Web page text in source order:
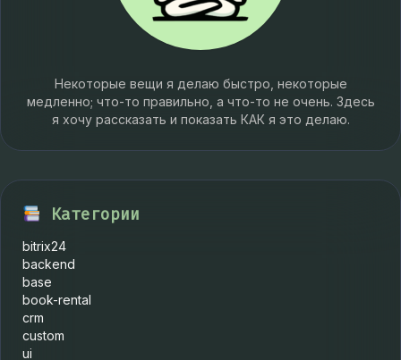
Некоторые вещи я делаю быстро, некоторые
медленно; что-то правильно, а что-то не очень. Здесь
я хочу рассказать и показать КАК я это делаю.
Категории
bitrix24
backend
base
book-rental
crm
custom
ui